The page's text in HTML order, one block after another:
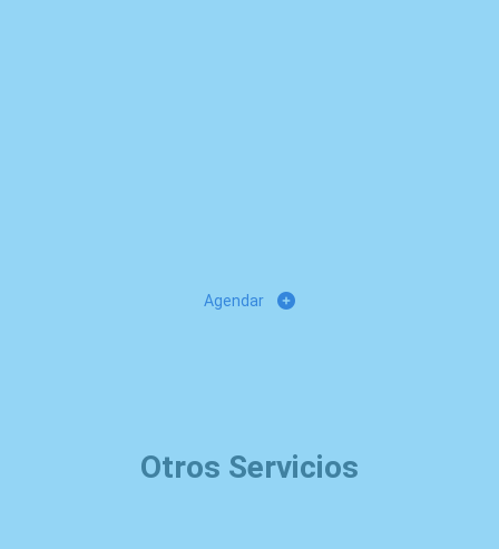
Agendar
Otros Servicios